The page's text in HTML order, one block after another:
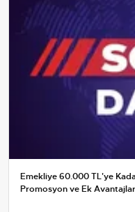
Emekliye 60.000 TL'ye
Promosyon ve Ek